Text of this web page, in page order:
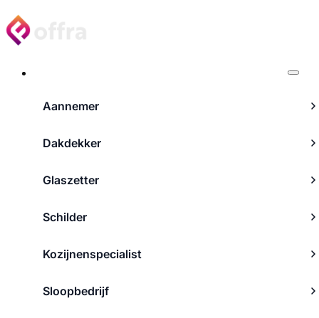
Aannemer
Dakdekker
Glaszetter
Schilder
Kozijnenspecialist
Sloopbedrijf